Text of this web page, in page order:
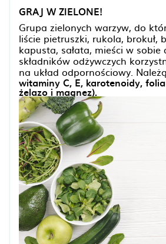
GRAJ W ZIELONE!
Grupa zielonych warzyw, do
liście pietruszki, rukola, brokuł,
kapusta, sałata, mieści w sobie
składników odżywczych
na układ odpornościowy.
witaminy C, E, karotenoidy,
żelazo i magnez).